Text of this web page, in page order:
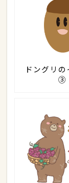
ドングリの
③